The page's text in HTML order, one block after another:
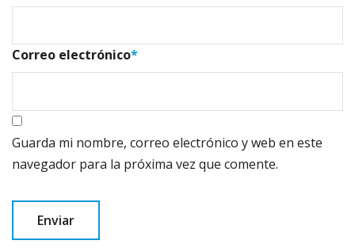
Correo electrónico*
Guarda mi nombre, correo electrónico y web en este
navegador para la próxima vez que comente.